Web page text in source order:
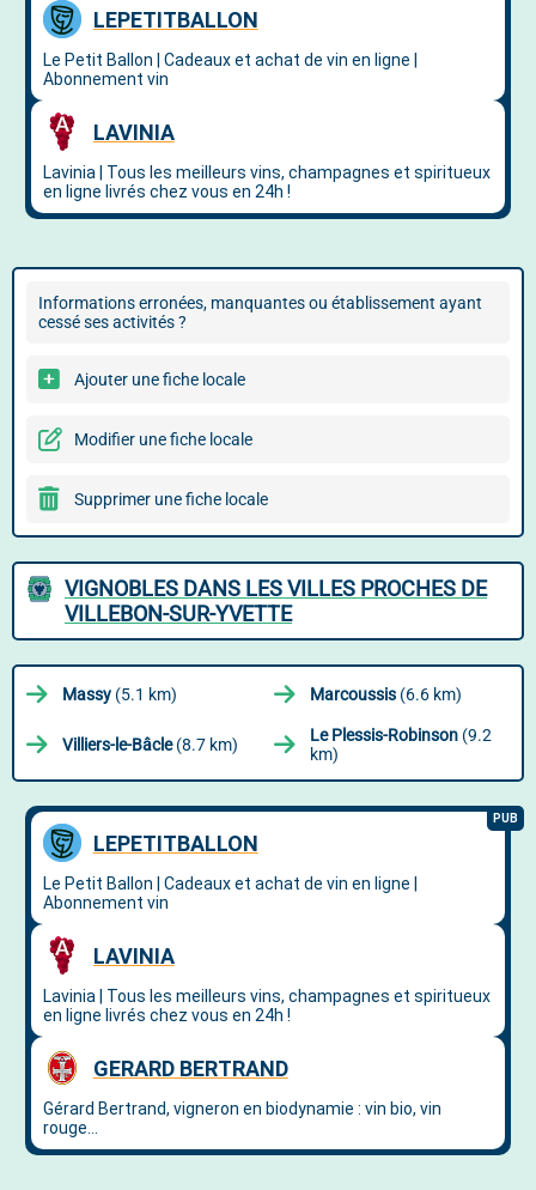
Informations erronées, manquantes ou établissement ayant
cessé ses activités ?
Ajouter une fiche locale
Modifier une fiche locale
Supprimer une fiche locale
VIGNOBLES DANS LES VILLES PROCHES DE
VILLEBON-SUR-YVETTE
Massy (5.1 km) Marcoussis (6.6 km)
Villiers-le-Bâcle(8.7 km) Le Plessis-Robinson (9.2
km)